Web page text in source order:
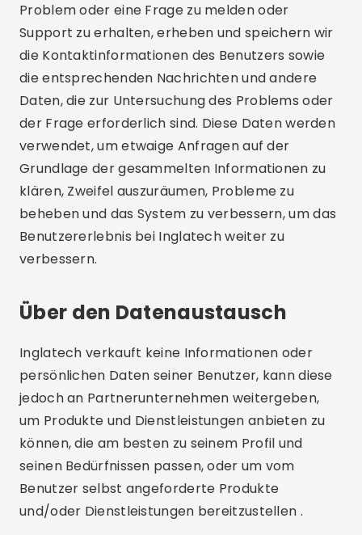
Problem oder eine Frage zu melden oder
Support zu erhalten, erheben und speichern wir
die Kontaktinformationen des Benutzers sowie
die entsprechenden Nachrichten und andere
Daten, die zur Untersuchung des Problems oder
der Frage erforderlich sind. Diese Daten werden
verwendet, um etwaige Anfragen auf der
Grundlage der gesammelten Informationen zu
klären, Zweifel auszuräumen, Probleme zu
beheben und das System zu verbessern, um das
Benutzererlebnis bei Inglatech weiter zu
verbessern.
Über den Datenaustausch
Inglatech verkauft keine Informationen oder
persönlichen Daten seiner Benutzer, kann diese
jedoch an Partnerunternehmen weitergeben,
um Produkte und Dienstleistungen anbieten zu
können, die am besten zu seinem Profil und
seinen Bedürfnissen passen, oder um vom
Benutzer selbst angeforderte Produkte
und/oder Dienstleistungen bereitzustellen .